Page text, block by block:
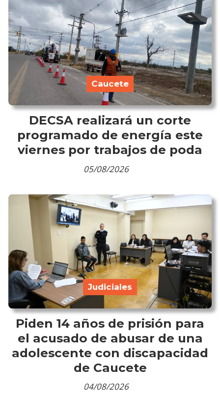
DECSA realizará un corte
programado de energía este
viernes por trabajos de poda
Caucete
05/08/2026
Piden 14 años de prisión para
el acusado de abusar de una
adolescente con discapacidad
de Caucete
Judiciales
04/08/2026